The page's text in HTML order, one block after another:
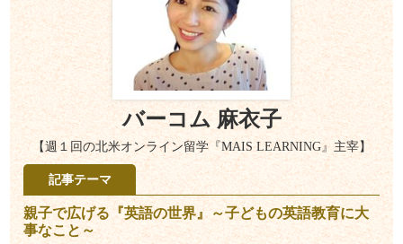
バーコム 麻衣子
【週１回の北米オンライン留学『MAIS LEARNING』主宰】
記事テーマ
親子で広げる『英語の世界』～子どもの英語教育に大
事なこと～